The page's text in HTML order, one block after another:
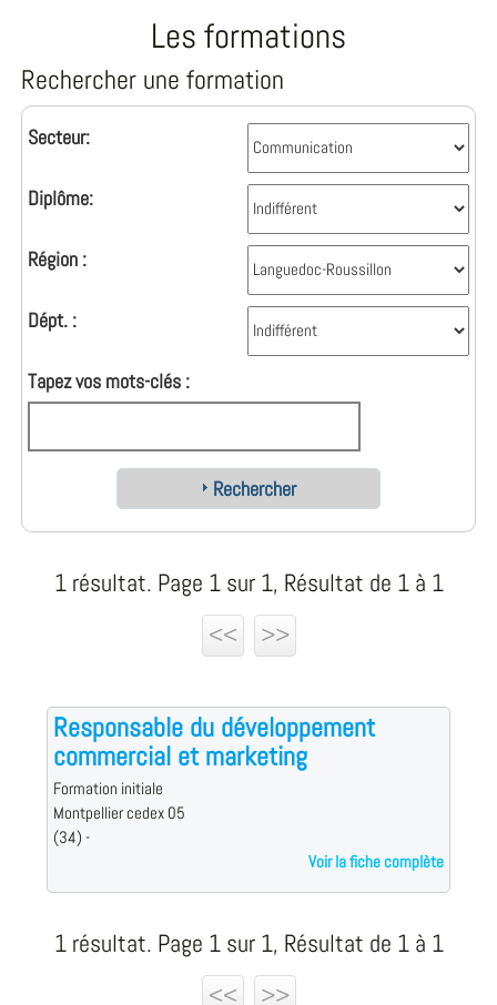
Les formations
Rechercher une formation
Secteur:
Diplôme:
Région :
Dépt. :
Tapez vos mots-clés :
Rechercher
1 résultat. Page 1 sur 1, Résultat de 1 à 1
<<
>>
Responsable du développement
commercial et marketing
Formation initiale
Montpellier cedex 05
(34) -
Voir la fiche complète
1 résultat. Page 1 sur 1, Résultat de 1 à 1
<<
>>